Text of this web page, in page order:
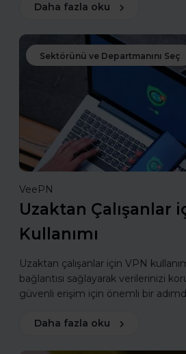
Daha fazla oku
Sektörünü ve Departmanını Seç
VeePN
Uzaktan Çalışanlar
Kullanımı
Uzaktan çalışanlar için VPN
bağlantısı sağlayarak verilerinizi
güvenli erişim için önemli bir
Daha fazla oku